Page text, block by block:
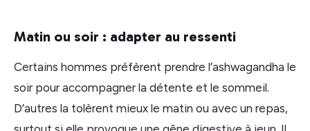
Matin ou soir : adapter au ressenti
Certains hommes préfèrent prendre l’ashwagandha le
soir pour accompagner la détente et le sommeil.
D’autres la tolèrent mieux le matin ou avec un repas,